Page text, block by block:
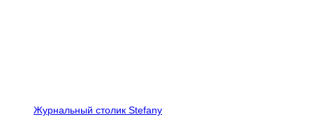
Журнальный столик Stefany